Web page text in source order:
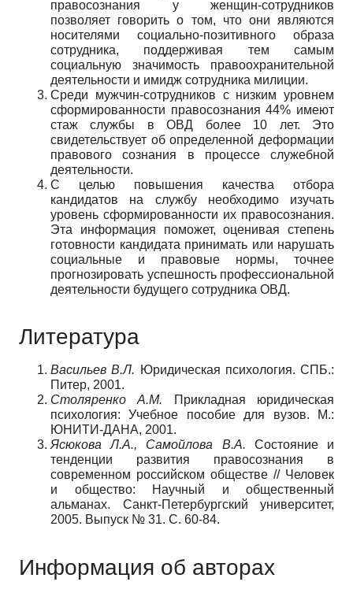
правосознания у женщин-сотрудников
позволяет говорить о том, что они являются
носителями социально-позитивного образа
сотрудника, поддерживая тем самым
социальную значимость правоохранительной
деятельности и имидж сотрудника милиции.
Среди мужчин-сотрудников с низким уровнем
сформированности правосознания 44% имеют
стаж службы в ОВД более 10 лет. Это
свидетельствует об определенной деформации
правового сознания в процессе служебной
деятельности.
С целью повышения качества отбора
кандидатов на службу необходимо изучать
уровень сформированности их правосознания.
Эта информация поможет, оценивая степень
готовности кандидата принимать или нарушать
социальные и правовые нормы, точнее
прогнозировать успешность профессиональной
деятельности будущего сотрудника ОВД.
Литература
Васильев В.Л. Юридическая психология. СПБ.:
Питер, 2001.
Столяренко А.М. Прикладная юридическая
психология: Учебное пособие для вузов. М.:
ЮНИТИ-ДАНА, 2001.
Ясюкова Л.А., Самойлова В.А. Состояние и
тенденции развития правосознания в
современном российском обществе // Человек
и общество: Научный и общественный
альманах. Санкт-Петербургский университет,
2005. Выпуск № 31. С. 60-84.
Информация об авторах